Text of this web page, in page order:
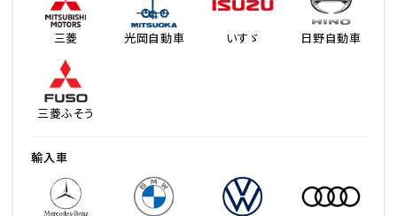
三菱 光岡自動車 いすゞ 日野自動車
三菱ふそう
輸入車